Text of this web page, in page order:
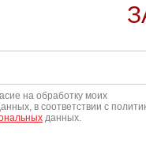
на обработку моих
в соответствии с
данных.